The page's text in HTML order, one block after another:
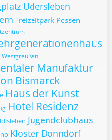
Udersleben
Freizeitpark Possen
Westgreußen
Manufaktur
Bismarck
Haus der Kunst
Hotel Residenz
Jugendclubhaus
Kloster Donndorf